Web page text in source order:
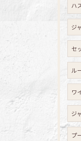
ハ
ジ
セ
ル
ワ
ジ
プ